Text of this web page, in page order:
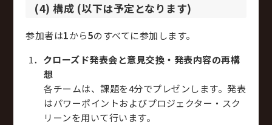
(4) 構成 (以下は予定となります)
参加者は1から5のすべてに参加します。
クローズド発表会と意見交換・発表内容の再構
想
各チームは、課題を4分でプレゼンします。発表
はパワーポイントおよびプロジェクター・スク
リーンを用いて行います。